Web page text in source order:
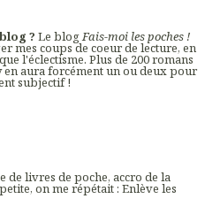
? Le blogFais-moi les poches !
mes coups de coeur de lecture, en
l'éclectisme. Plus de 200 romans
en aura forcément un ou deux pour
subjectif !
de livres de poche, accro de la
on me répétait : Enlève les